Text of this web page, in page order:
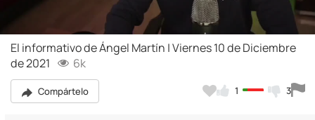
Video
El informativo de Ángel Martín | Viernes 10 de Diciembre
de 2021
6k
Compártelo 1 3